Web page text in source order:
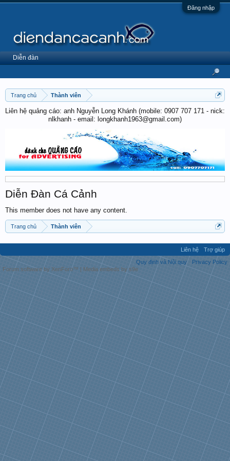
Đăng nhập
Trang chủ Thành viên
Liên hệ quảng cáo: anh Nguyễn Long Khánh (mobile: 0907 707 171 - nick:
nlkhanh - email: longkhanh1963@gmail.com)
Diễn Đàn Cá Cảnh
This member does not have any content.
Trang chủ Thành viên
Diễn đàn
Liên hệ
Trợ giúp
Quy định và Nội quy
Privacy Policy
Forum software by XenForo™ | Media embeds by s9e